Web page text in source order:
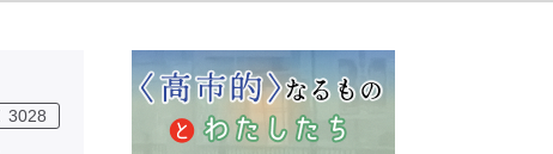
3028